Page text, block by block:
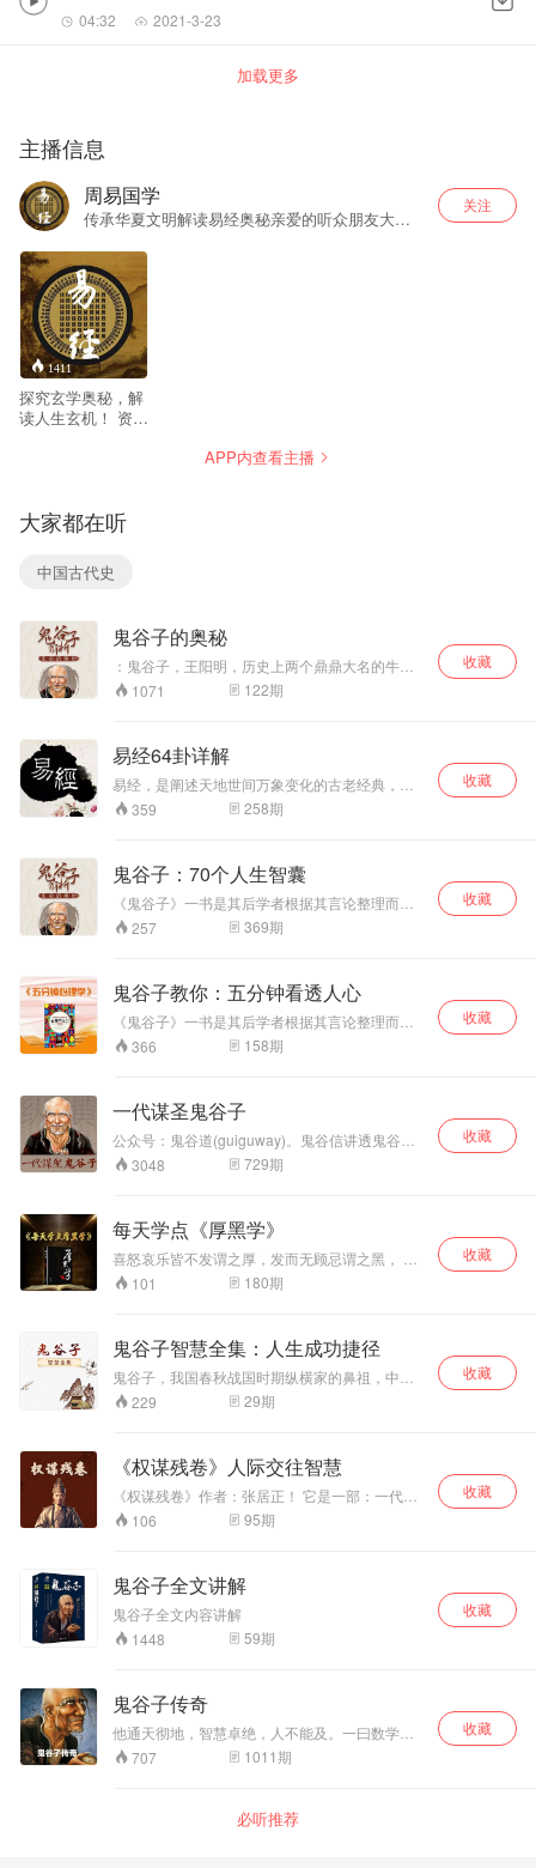
04:32 2021-3-23
加载更多
主播信息
周易国学
传承华夏文明解读易经奥秘亲爱的听众朋友大家
行的奥秘。
关注
1411
探究玄学奥秘，解
读人生玄机！ 资深
好，我是一个传统
文化国学爱好者，
多年研究儒家，道
家，风水周易知
家相遇，相信是冥
冥之中的一种缘
分，一切相遇相
识，都是人世间最
好的缘分。欢迎结
里会带大家一起走
进神奇的易学世
界！感恩结缘！
APP内查看主播
大家都在听
中国古代史
鬼谷子的奥秘
：鬼谷子，王阳明，历史上两个鼎鼎大名的牛
人，一个擅长玩阴谋，一个擅长玩阳谋。我们想
在社会上立足，成大事，就必须两手都要抓，两
谋，难以应付身边的小人。本节目就是结合鬼谷
子和王阳明二者的思想精华，帮助大家更好的获
得处世智慧，让您在社会上左右逢源，游刃有
余！
1071 122期
收藏
易经64卦详解
易经，是阐述天地世间万象变化的古老经典，是
博大精深的辩证法哲学书。包括《连山》《归
藏》《周易》三部易书，其中《连山》和《归
经》蕴涵着朴素深刻的自然法则和和谐辨证思
想，是中华民族五千年智慧的结晶。 其从整体的
角度去认识和把握世界，把人与自然看做是一个
互相感应的有机整体，即"天人合一"。 《易经》
长期被用作"卜筮"。"卜筮"就是对未来事态的发展
是中华传统文化的总纲领。含盖万有，纲纪群
伦，是中华文化的杰出代表;广大精微，包罗万
象，亦是中华文明的源头。其内容涉及哲学、政
治、生活、文学、艺术、科学等诸多领域，是
359 258期
收藏
鬼谷子：70个人生智囊
《鬼谷子》一书是其后学者根据其言论整理而成
的，这部两千多年前的谋略学巨著，是中国传统
文化中的奇葩，历来被人们称为“智慧之禁果，旷
政治学、军事学、心理学、社会学、文学、情报
学等多种学科，是一部可以被广泛解读的著作。
它一直为中国乃至世界军事家、政治家和外交家
所研究，现又成为当代商家的必备之书。它所揭
示的智谋权术的各类表现形式，被广泛运用于内
是人与人的关系，道家解决的是人与规律的关
系， 那么，鬼谷子的纵横之术就是让你建功立
业、真正充满权谋策略的智慧。
257 369期
收藏
鬼谷子教你：五分钟看透人心
《鬼谷子》一书是其后学者根据其言论整理而成
的，这部两千多年前的谋略学巨著，是中国传统
文化中的奇葩，历来被人们称为“智慧之禁果，旷
学等多种学科，是一部可以被广泛解读的著作。
它一直为中国乃至世界军事家、政治家和外交家
所研究，现又成为当代商家的必备之书。它所揭
示的智谋权术的各类表现形式，被广泛运用于内
是人与人的关系，道家解决的是人与规律的关
系， 那么，鬼谷子的纵横之术就是让你建功立
业、真正充满权谋策略的智慧。
366 158期
收藏
一代谋圣鬼谷子
公众号：鬼谷道(guiguway)。鬼谷信讲透鬼谷
子，助你人生少走弯路。
3048 729期
收藏
每天学点《厚黑学》
喜怒哀乐皆不发谓之厚，发而无顾忌谓之黑， 请
注意脸皮厚和心黑都要图谋公利，不能图谋私
利！否则越厚黑越失败。但有人问了如果不图谋
谋公利的诀窍！ 所谓打着图谋公利的旗号去给自
己谋利益。 如果你能做到这个境界！你就成功
了。厚黑学很复杂，也很灵活，想要学厚黑学，
建议先读读道德经，战国策，孙子兵法，哦对了
我不敢说人家不对！但我个人认为不是那么简单
的！ 欢迎订阅~~
101 180期
收藏
鬼谷子智慧全集：人生成功捷径
鬼谷子，我国春秋战国时期纵横家的鼻祖，中国
文化史上充满神秘色彩的人物之一。《鬼谷子》
又称作《捭阖策》，是中国传统兵法著述中少数
巧。本书力求讲中国民族的优秀文化继承发扬、
古为今用。
229 29期
收藏
《权谋残卷》人际交往智慧
《权谋残卷》作者：张居正！ 它是一部：一代名
相的处世绝学！ 谋权术是应用于人际关系中的一
些策略和手段， 如果运用得好，权谋术就是智
处不在，从古到今，一直起着重要的作用， 只不
过，人们对此避而不谈罢了。 在中国文化起着主
导作用的，一是儒家思想； 儒家主要讲的是道
义，它强调的是以仁孝治天下。 而权谋术，则为
道家、法家所重用。 二是，权谋术也是一把双刃
必须反复多次的去学习和思考，加上运用，才能
为我们所用。 包括历史上那些政治家们，他们为
什么能够多次打胜仗，就是因为他们经常深入钻
研，并且把权谋术运用得炉火纯青！ 想要做一个
106 95期
收藏
鬼谷子全文讲解
鬼谷子全文内容讲解
1448
59期
收藏
鬼谷子传奇
他通天彻地，智慧卓绝，人不能及。一曰数学，
日星象纬，在其掌中，占往察来，言无不验；二
曰兵学，六韬三略，变化无穷，布阵行兵，鬼神
辩，万口莫当；四曰出世，修真养性，祛病延
年，服食导引，平地飞升。 二千多年来，兵法家
707 1011期
收藏
必听推荐